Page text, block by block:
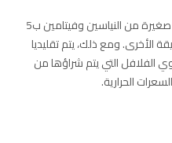
كما و تحتوي الفلافل أيضًا على كميات صغيرة من النياسين وفيتامين ب5
الأخرى. ومع ذلك، يتم تقليديا
الفلافل التي يتم شراؤها من
الحرارية.